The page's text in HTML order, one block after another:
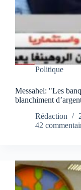
Politique
Messahel: "Les
blanchiment
Rédaction
42